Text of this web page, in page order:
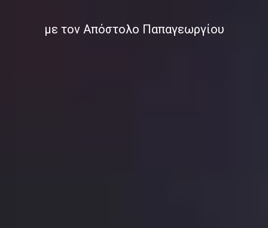
με τον Απόστολο Παπαγεωργίου